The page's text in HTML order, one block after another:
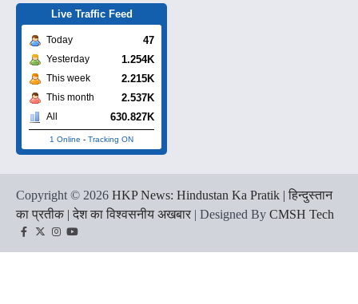
Live Traffic Feed
Today 47
Yesterday 1.254K
This week 2.215K
This month 2.537K
All 630.827K
1 Online - Tracking ON
Copyright © 2026 HKP News: Hindustan Ka Pratik | हिन्दुस्तान
का प्रतीक | देश का विश्वसनीय अखबार | Designed By CMSH Tech
Facebook
TwitterInstagram
YouTube